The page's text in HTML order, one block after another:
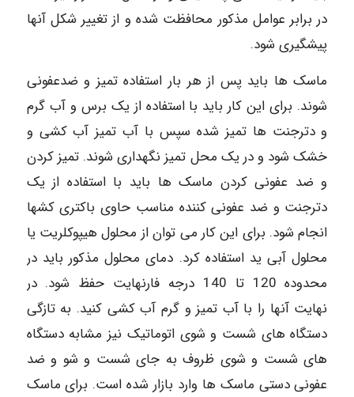
در برابر عوامل مذکور محافظت شده و از تغییر شکل آنها
پیشگیری شود.
ماسک ها باید پس از هر بار استفاده تمیز و ضدعفونی
شوند. برای این کار باید با استفاده از یک برس و آب گرم
و دترجنت ها تمیز شده سپس با آب تمیز آب کشی و
خشک شود و در یک محل تمیز نگهداری شوند. تمیز کردن
و ضد عفونی کردن ماسک ها باید با استفاده از یک
دترجنت و ضد عفونی کننده مناسب حاوی باکتری کشها
انجام شود. برای این کار می توان از محلول هیپوکلریت یا
محلول آبی ید استفاده کرد. دمای محلول مذکور باید در
محدوده 120 تا 140 درجه فارنهایت حفظ شود. در
نهایت آنها را با آب تمیز و گرم آب کشی کنید. به تازگی
دستگاه های شست و شوی اتوماتیک نیز مشابه دستگاه
های شست و شوی ظروف به جای شست و شو و ضد
عفونی دستی ماسک ها وارد بازار شده است. برای ماسک